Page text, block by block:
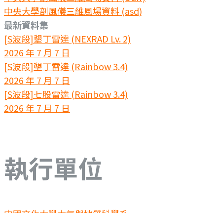
中央大學剖風儀三維風場資料 (asd)
最新資料集
[S波段]墾丁雷達 (NEXRAD Lv. 2)
2026 年 7 月 7 日
[S波段]墾丁雷達 (Rainbow 3.4)
2026 年 7 月 7 日
[S波段]七股雷達 (Rainbow 3.4)
2026 年 7 月 7 日
執行單位